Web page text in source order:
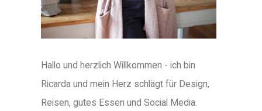
Hallo und herzlich Willkommen - ich bin
Ricarda und mein Herz schlägt für Design,
Reisen, gutes Essen und Social Media.